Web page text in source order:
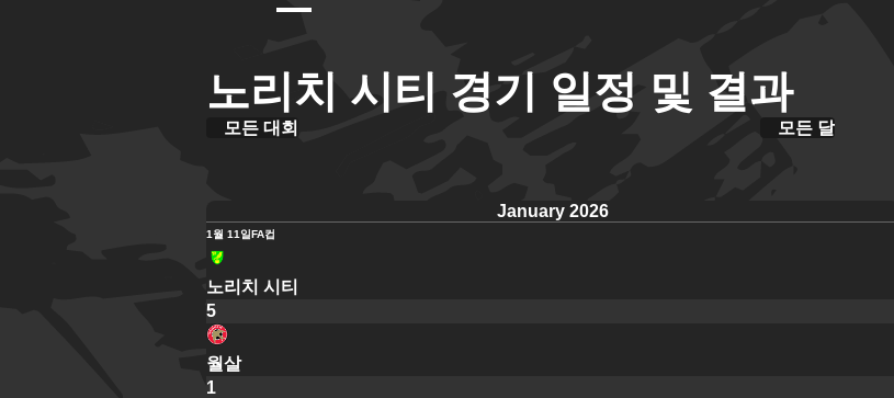
노리치 시티 경기 일정 및 결과
모든 대회 모든 달
January 2026
1월 11일FA컵
노리치 시티
5
월살
1